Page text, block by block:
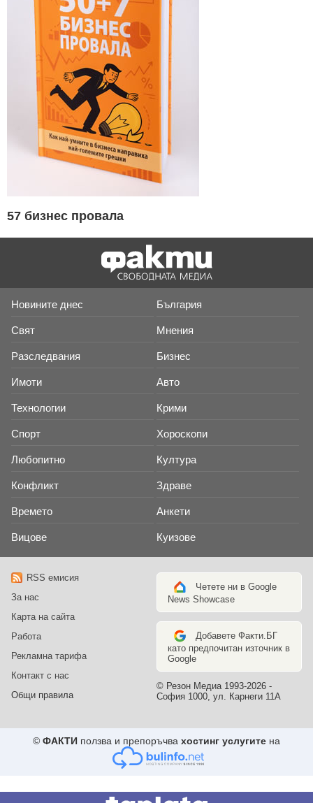
57 бизнес провала
Новините днес България
Свят Мнения
Разследвания Бизнес
Имоти Авто
Технологии Крими
Спорт Хороскопи
Любопитно Култура
Конфликт Здраве
Времето Анкети
Вицове Куизове
RSS емисия
За нас
Карта на сайта
Работа
Рекламна тарифа
Контакт с нас
Общи правила
Четете ни в Google
News Showcase
Добавете Факти.БГ
като предпочитан източник в
Google
© Резон Медиа 1993-2026 -
София 1000, ул. Карнеги 11А
© ФАКТИ ползва и препоръчва хостинг услугите на